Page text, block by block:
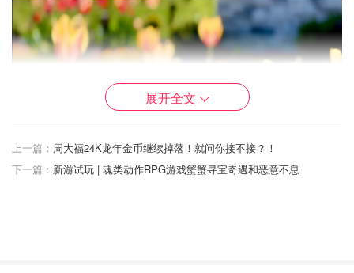
展开全文
上一篇： 周大福24K龙年金币继续掉落！就问你接不接？！
下一篇： 新游试玩 | 魂类动作RPG游戏蟹蟹寻宝奇遇和恶意不息